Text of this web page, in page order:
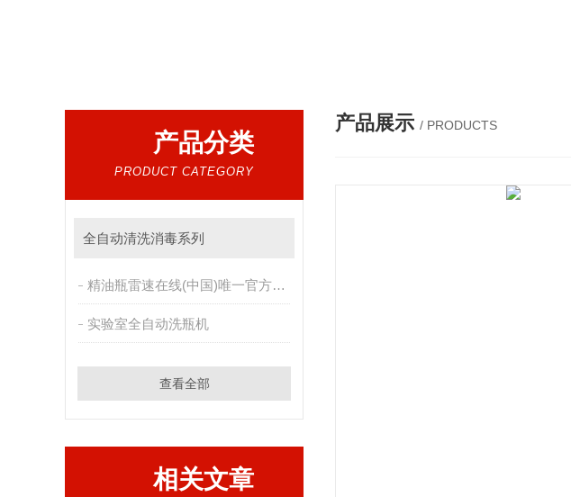
产品分类
PRODUCT CATEGORY
全自动清洗消毒系列
精油瓶雷速在线(中国)唯一官方网站洗瓶机
实验室全自动洗瓶机
查看全部
相关文章
产品展示 / PRODUCTS